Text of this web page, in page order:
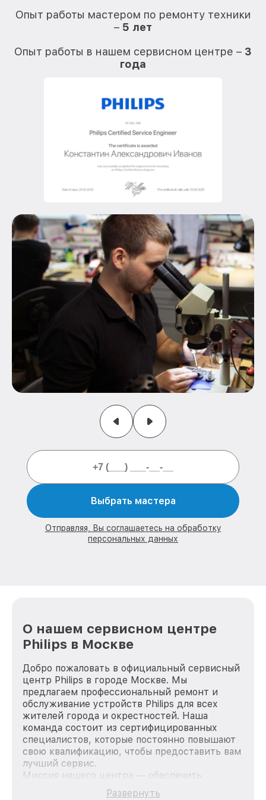
Опыт работы мастером по ремонту техники
– 5 лет
Опыт работы в нашем сервисном центре – 3
года
Выбрать мастера
Отправляя, Вы соглашаетесь на обработку
персональных данных
О нашем сервисном центре
Philips в Москве
Добро пожаловать в официальный сервисный
центр Philips в городе Москве. Мы
предлагаем профессиональный ремонт и
обслуживание устройств Philips для всех
жителей города и окрестностей. Наша
команда состоит из сертифицированных
специалистов, которые постоянно повышают
свою квалификацию, чтобы предоставить вам
лучший сервис.
Миссия нашего центра — обеспечить
качественный и доступный ремонт для
Развернуть